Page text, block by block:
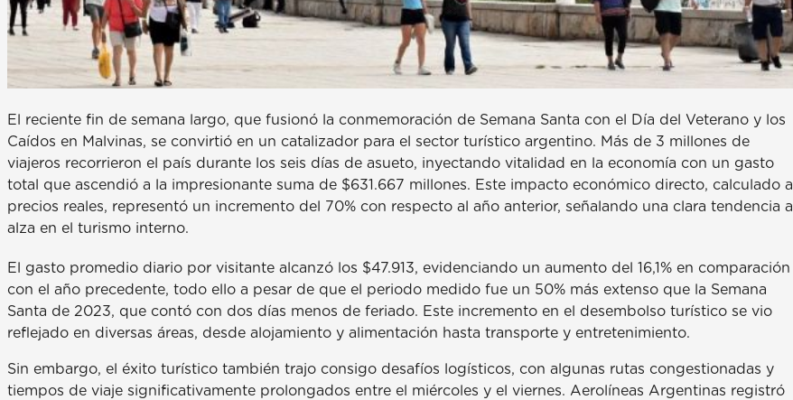
El reciente fin de semana largo, que fusionó la conmemoración de Semana Santa con el Día del Veterano y los
Caídos en Malvinas, se convirtió en un catalizador para el sector turístico argentino. Más de 3 millones de
viajeros recorrieron el país durante los seis días de asueto, inyectando vitalidad en la economía con un gasto
total que ascendió a la impresionante suma de $631.667 millones. Este impacto económico directo, calculado a
precios reales, representó un incremento del 70% con respecto al año anterior, señalando una clara tendencia al
alza en el turismo interno.
El gasto promedio diario por visitante alcanzó los $47.913, evidenciando un aumento del 16,1% en comparación
con el año precedente, todo ello a pesar de que el periodo medido fue un 50% más extenso que la Semana
Santa de 2023, que contó con dos días menos de feriado. Este incremento en el desembolso turístico se vio
reflejado en diversas áreas, desde alojamiento y alimentación hasta transporte y entretenimiento.
Sin embargo, el éxito turístico también trajo consigo desafíos logísticos, con algunas rutas congestionadas y
tiempos de viaje significativamente prolongados entre el miércoles y el viernes. Aerolíneas Argentinas registró